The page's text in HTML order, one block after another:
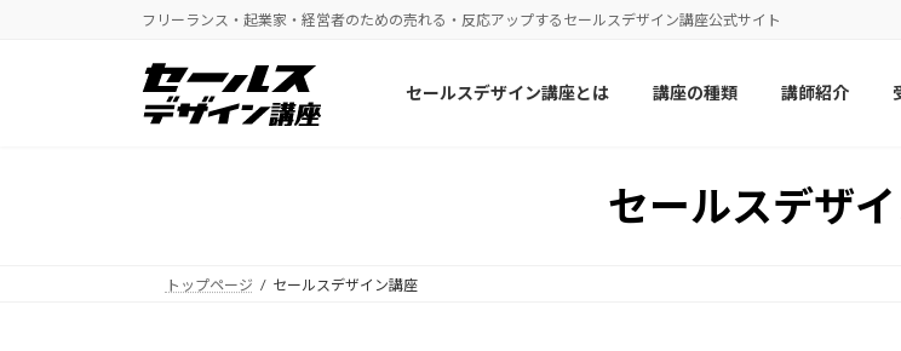
フリーランス・起業家・経営者のための売れる・反応アップするセールスデザイン講座公式サイト
セールスデザイン講座とは 講座の種類 講師紹介
セールスデザ
トップページ セールスデザイン講座